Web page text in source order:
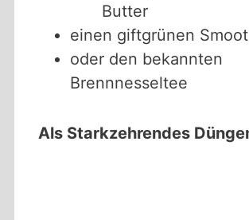
Butter
einen giftgrünen
oder den bekannten
Brennnesseltee
Als Starkzehrendes